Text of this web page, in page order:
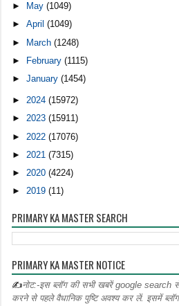
►
May(1049)
►April(1049)
► March(1248)
► February(1115)
►January(1454)
►2024(15972)
►2023(15911)
► 2022(17076)
► 2021(7315)
►2020(4224)
►2019(11)
PRIMARY KA MASTER SEARCH
PRIMARY KA MASTER NOTICE
✍नोट:-इस ब्लॉग की सभी खबरें google search
करने से पहले वैधानिक पुष्टि अवश्य कर लें. इसमें ब्लॉग